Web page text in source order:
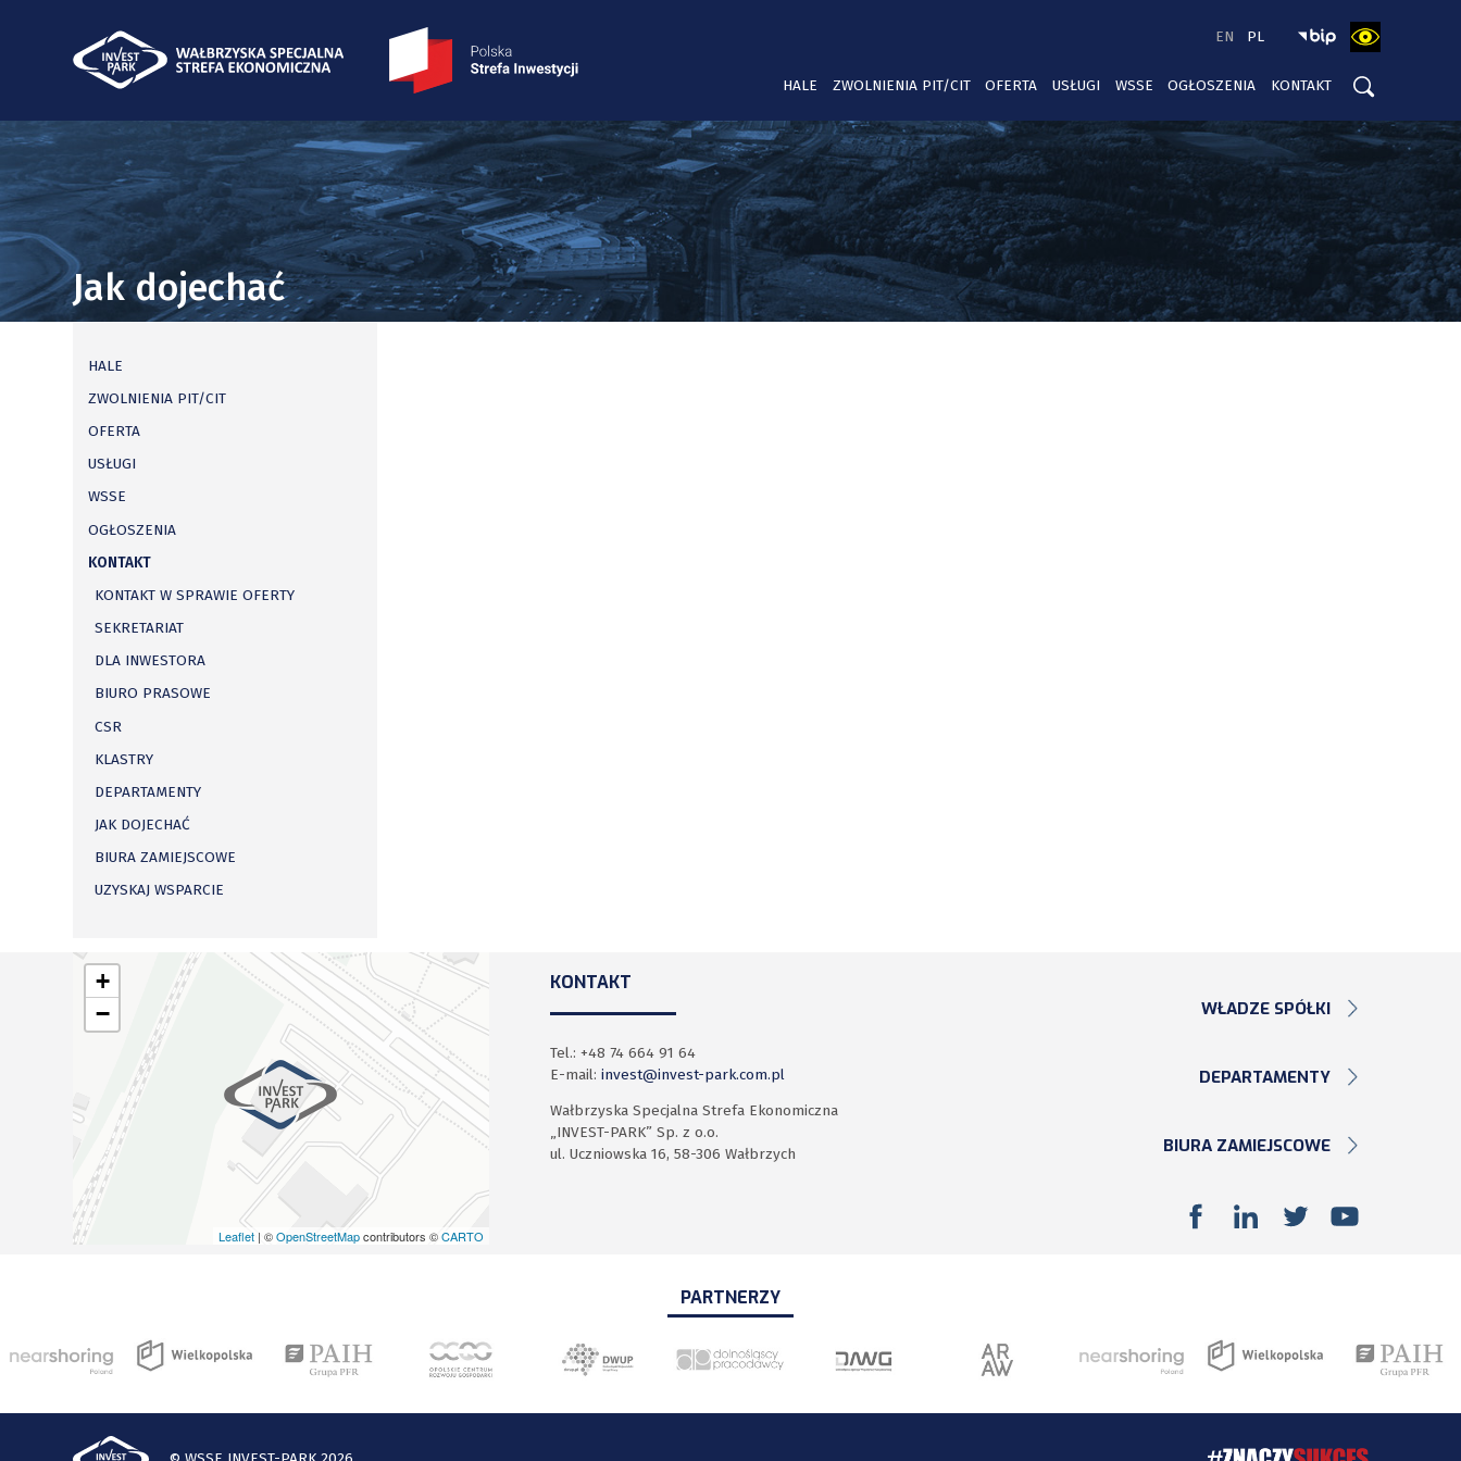
PL
EN
HALE ZWOLNIENIA PIT/CIT OFERTA USŁUGI WSSE OGŁOSZENIA KONTAKT
Jak dojechać
HALE
ZWOLNIENIA PIT/CIT
OFERTA
USŁUGI
WSSE
OGŁOSZENIA
KONTAKT
KONTAKT W SPRAWIE OFERTY
SEKRETARIAT
DLA INWESTORA
BIURO PRASOWE
CSR
KLASTRY
DEPARTAMENTY
JAK DOJECHAĆ
BIURA ZAMIEJSCOWE
UZYSKAJ WSPARCIE
+
−
Leaflet | ©OpenStreetMapcontributors ©CARTO
KONTAKT
Tel.: +48 74 664 91 64
E-mail:invest@invest-park.com.pl
Wałbrzyska Specjalna Strefa Ekonomiczna
„INVEST-PARK” Sp. z o.o.
ul. Uczniowska 16, 58-306 Wałbrzych
WŁADZE SPÓŁKI
DEPARTAMENTY
BIURA ZAMIEJSCOWE
PARTNERZY